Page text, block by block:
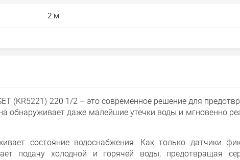
2 м
(KR5221) 220 1/2 – это современное решение для
даже малейшие утечки воды и мгновенно
состояние водоснабжения. Как только датчики
подачу холодной и горячей воды, предотвращая